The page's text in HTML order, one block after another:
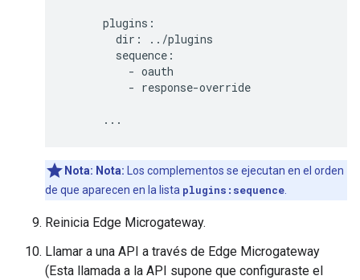
      plugins:
        dir: ../plugins
        sequence:
          - oauth
          - response-override
      ...
Nota: Nota: Los complementos se ejecutan en el orden
de que aparecen en la lista plugins:sequence
Reinicia Edge Microgateway.
Llamar a una API a través de Edge Microgateway
(Esta llamada a la API supone que configuraste el